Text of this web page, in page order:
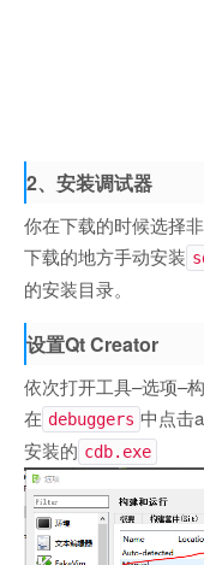
2、安装调试器
你在下载的时候选择
下载的地方手动安装
的安装目录。
设置Qt Creator
依次打开工具–选项–
在 debuggers 中点击
安装的 cdb.exe